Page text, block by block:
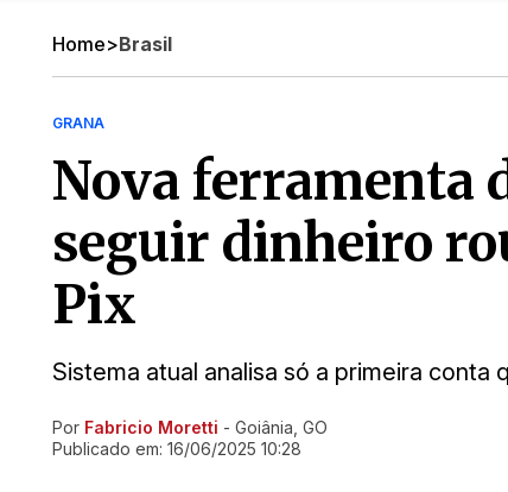
Home>Brasil
GRANA
Nova ferramenta
seguir dinheiro
Pix
Sistema atual analisa só a primeira conta
Ir direto pra matéria
Por Fabricio Moretti - Goiânia, GO
Publicado em: 16/06/2025 10:28